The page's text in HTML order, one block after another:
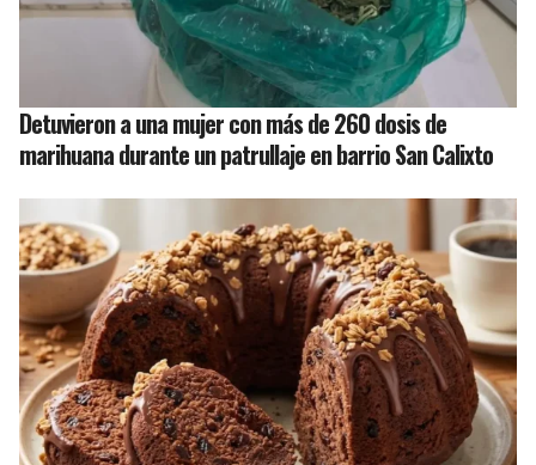
Detuvieron a una mujer con más de 260 dosis de
marihuana durante un patrullaje en barrio San Calixto